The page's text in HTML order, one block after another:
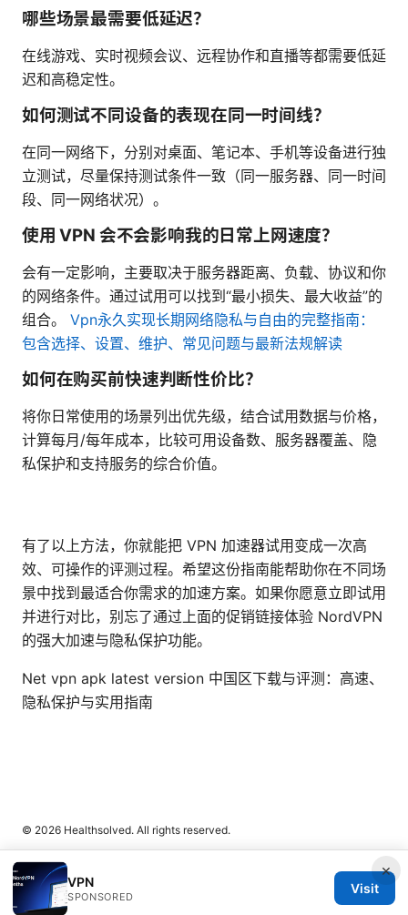
哪些场景最需要低延迟？
在线游戏、实时视频会议、远程协作和直播等都需要低延
迟和高稳定性。
如何测试不同设备的表现在同一时间线？
在同一网络下，分别对桌面、笔记本、手机等设备进行独
立测试，尽量保持测试条件一致（同一服务器、同一时间
段、同一网络状况）。
使用 VPN 会不会影响我的日常上网速度？
会有一定影响，主要取决于服务器距离、负载、协议和你
的网络条件。通过试用可以找到“最小损失、最大收益”的
组合。 Vpn永久实现长期网络隐私与自由的完整指南：
包含选择、设置、维护、常见问题与最新法规解读
如何在购买前快速判断性价比？
将你日常使用的场景列出优先级，结合试用数据与价格，
计算每月/每年成本，比较可用设备数、服务器覆盖、隐
私保护和支持服务的综合价值。
有了以上方法，你就能把 VPN 加速器试用变成一次高
效、可操作的评测过程。希望这份指南能帮助你在不同场
景中找到最适合你需求的加速方案。如果你愿意立即试用
并进行对比，别忘了通过上面的促销链接体验 NordVPN
的强大加速与隐私保护功能。
Net vpn apk latest version 中国区下载与评测：高速、
隐私保护与实用指南
×
VPN
SPONSORED
Visit
© 2026 Healthsolved. All rights reserved.